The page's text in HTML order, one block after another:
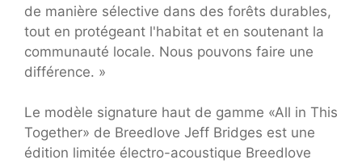
de manière sélective dans des forêts durables,
tout en protégeant l'habitat et en soutenant la
communauté locale. Nous pouvons faire une
différence. »
Le modèle signature haut de gamme «All in This
Together» de Breedlove Jeff Bridges est une
édition limitée électro-acoustique Breedlove